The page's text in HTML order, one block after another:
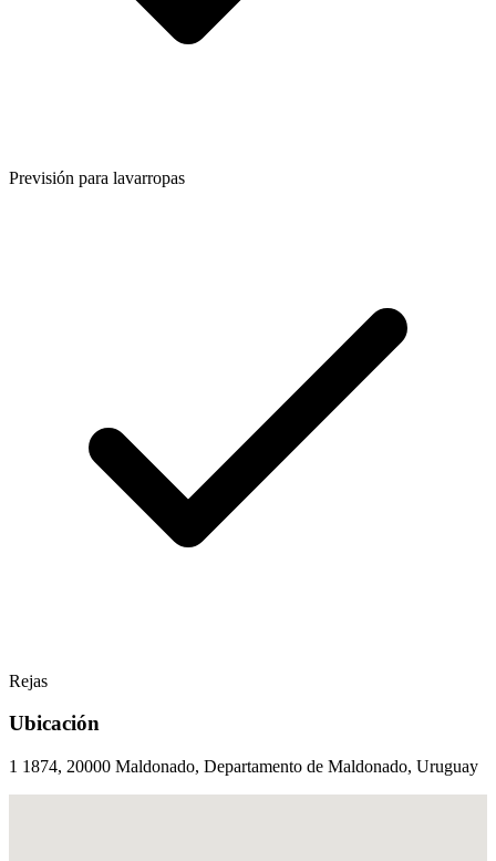
Previsión para lavarropas
Rejas
Ubicación
1 1874, 20000 Maldonado, Departamento de Maldonado, Uruguay